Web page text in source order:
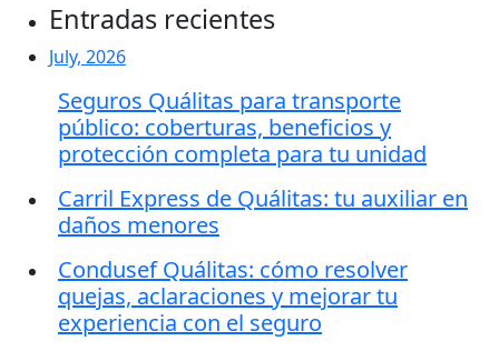
Entradas recientes
July, 2026
Seguros Quálitas para transporte
público: coberturas, beneficios y
protección completa para tu unidad
Carril Express de Quálitas: tu auxiliar en
daños menores
Condusef Quálitas: cómo resolver
quejas, aclaraciones y mejorar tu
experiencia con el seguro